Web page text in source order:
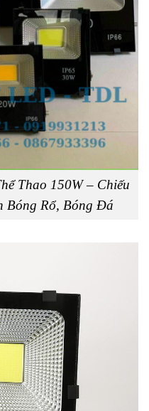
Thao 150W – Chiếu
Bóng Rổ, Bóng Đá